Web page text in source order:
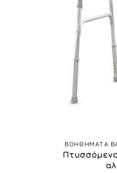
ΒΟΗΘΗΜΑΤΑ